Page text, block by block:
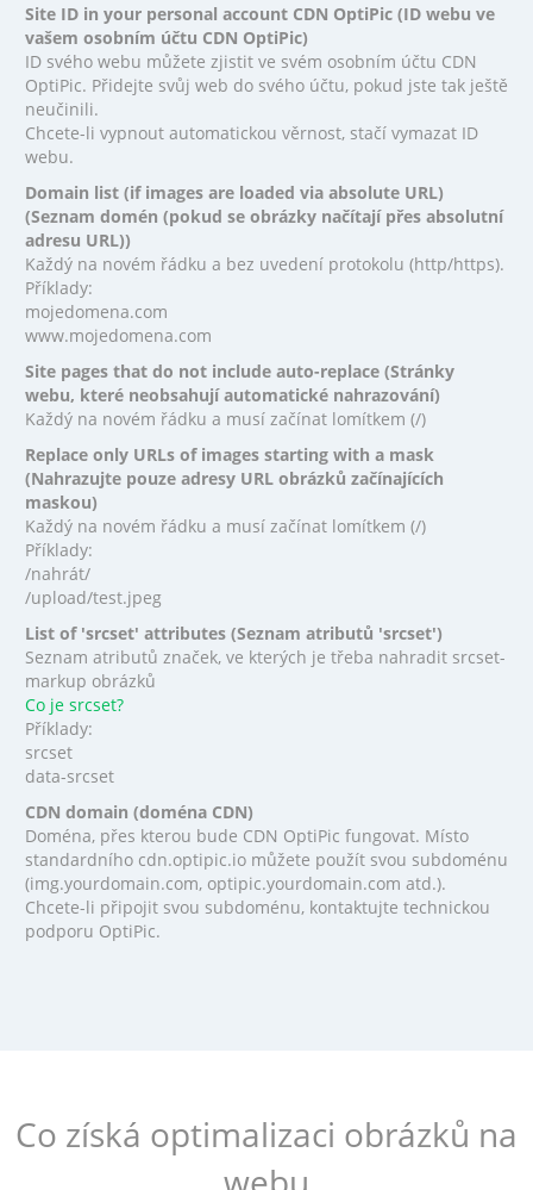
Site ID in your personal account CDN OptiPic (ID webu ve
vašem osobním účtu CDN OptiPic)
ID svého webu můžete zjistit ve svém osobním účtu CDN
OptiPic. Přidejte svůj web do svého účtu, pokud jste tak ještě
neučinili.
Chcete-li vypnout automatickou věrnost, stačí vymazat ID
webu.
Domain list (if images are loaded via absolute URL)
(Seznam domén (pokud se obrázky načítají přes absolutní
adresu URL))
Každý na novém řádku a bez uvedení protokolu (http/https).
Příklady:
mojedomena.com
www.mojedomena.com
Site pages that do not include auto-replace (Stránky
webu, které neobsahují automatické nahrazování)
Každý na novém řádku a musí začínat lomítkem (/)
Replace only URLs of images starting with a mask
(Nahrazujte pouze adresy URL obrázků začínajících
maskou)
Každý na novém řádku a musí začínat lomítkem (/)
Příklady:
/nahrát/
/upload/test.jpeg
List of 'srcset' attributes (Seznam atributů 'srcset')
Seznam atributů značek, ve kterých je třeba nahradit srcset-
markup obrázků
Co je srcset?
Příklady:
srcset
data-srcset
CDN domain (doména CDN)
Doména, přes kterou bude CDN OptiPic fungovat. Místo
standardního cdn.optipic.io můžete použít svou subdoménu
(img.yourdomain.com, optipic.yourdomain.com atd.).
Chcete-li připojit svou subdoménu, kontaktujte technickou
podporu OptiPic.
Co získá optimalizaci obrázků na